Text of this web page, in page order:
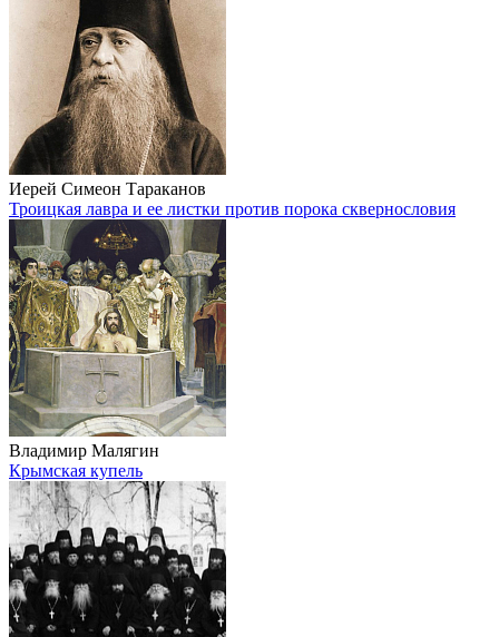
Иерей Симеон Тараканов
Троицкая лавра и ее листки против порока сквернословия
Владимир Малягин
Крымская купель